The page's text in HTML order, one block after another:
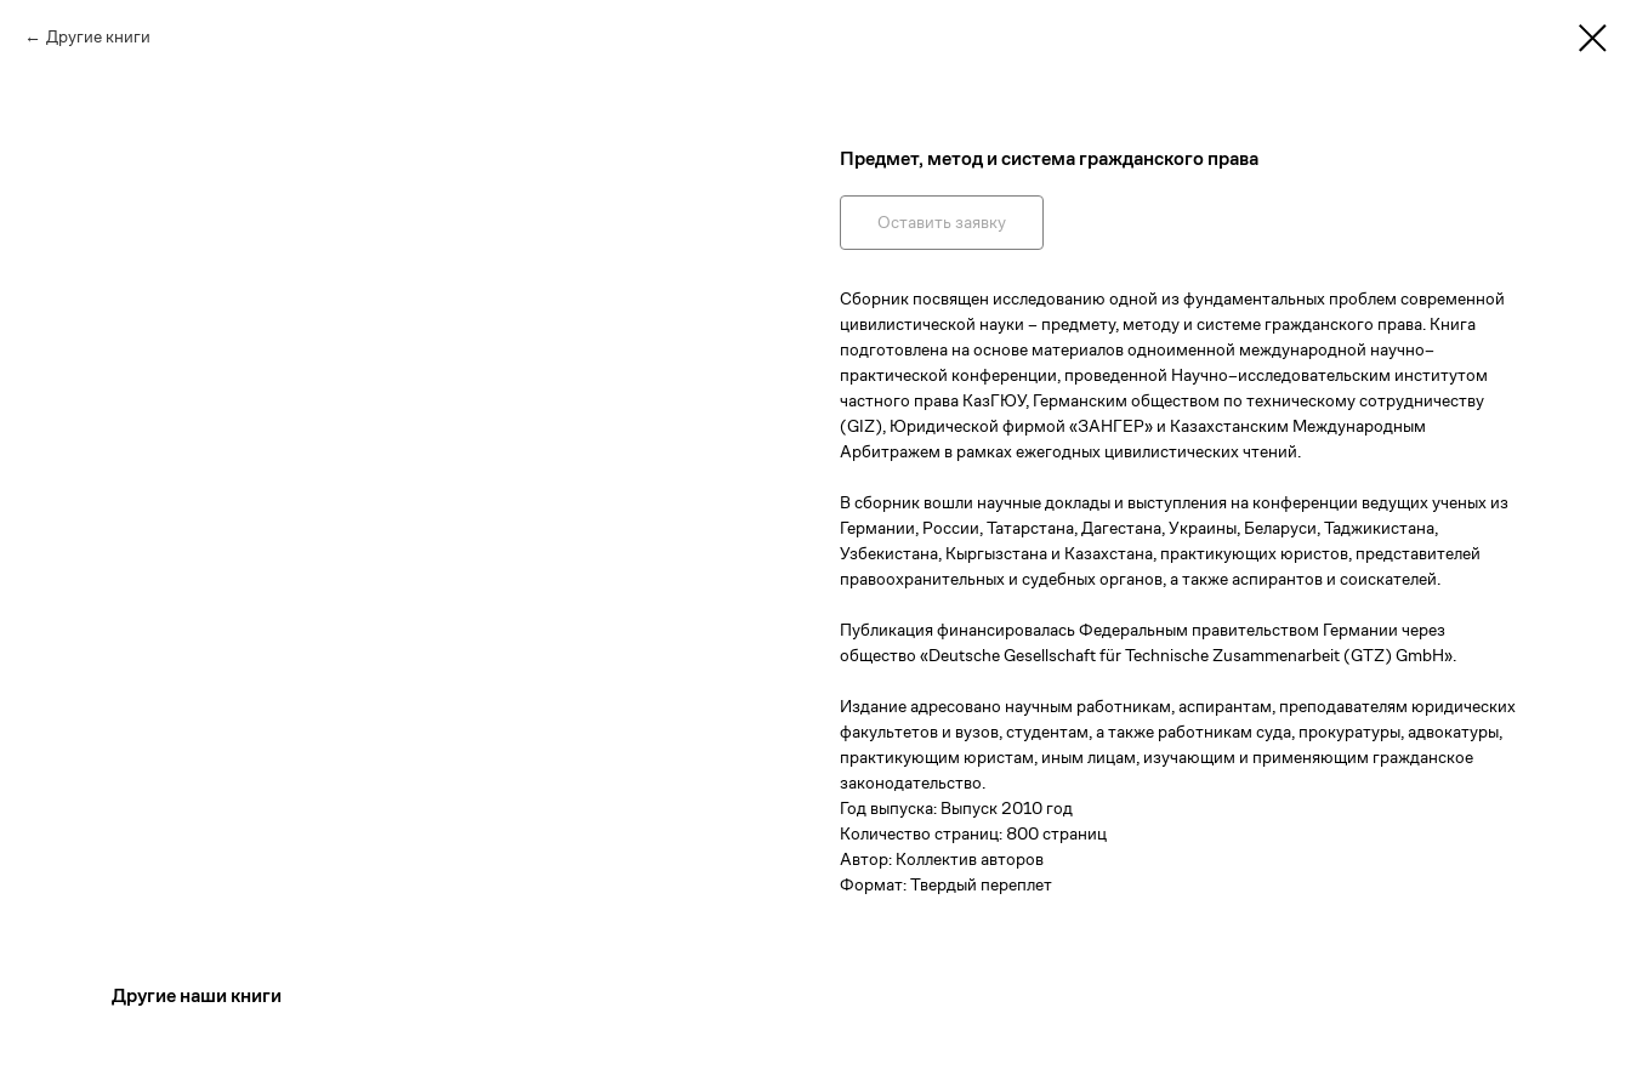
Другие книги
Предмет, метод и система гражданского права
Оставить заявку
Сборник посвящен исследованию одной из фундаментальных проблем современной
цивилистической науки – предмету, методу и системе гражданского права. Книга
подготовлена на основе материалов одноименной международной научно–
практической конференции, проведенной Научно–исследовательским институтом
частного права КазГЮУ, Германским обществом по техническому сотрудничеству
(GIZ), Юридической фирмой «ЗАНГЕР» и Казахстанским Международным
Арбитражем в рамках ежегодных цивилистических чтений.
В сборник вошли научные доклады и выступления на конференции ведущих ученых из
Германии, России, Татарстана, Дагестана, Украины, Беларуси, Таджикистана,
Узбекистана, Кыргызстана и Казахстана, практикующих юристов, представителей
правоохранительных и судебных органов, а также аспирантов и соискателей.
Публикация финансировалась Федеральным правительством Германии через
общество «Deutsche Gesellschaft für Technische Zusammenarbeit (GTZ) GmbH».
Издание адресовано научным работникам, аспирантам, преподавателям юридических
факультетов и вузов, студентам, а также работникам суда, прокуратуры, адвокатуры,
практикующим юристам, иным лицам, изучающим и применяющим гражданское
законодательство.
Год выпуска: Выпуск 2010 год
Количество страниц: 800 страниц
Автор: Коллектив авторов
Формат: Твердый переплет
Другие наши книги